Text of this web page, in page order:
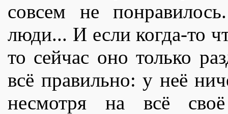
совсем не
люди... И если когда-то
то сейчас оно только
всë правильно: у неë
несмотря на всë своë